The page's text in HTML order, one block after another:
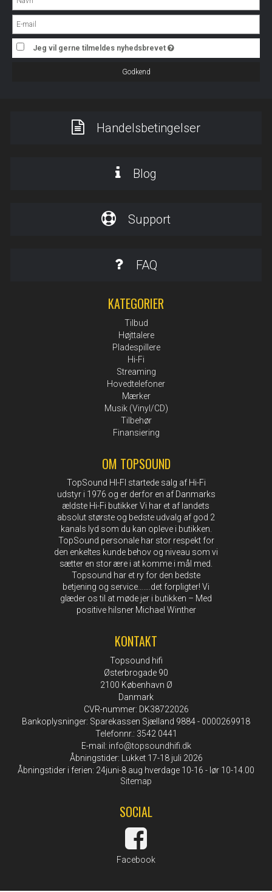
Jeg vil gerne tilmeldes nyhedsbrevet
Godkend
Handelsbetingelser
Blog
Support
FAQ
KATEGORIER
Tilbud
Højttalere
Pladespillere
Hi-Fi
Streaming
Hovedtelefoner
Mærker
Musik (Vinyl/CD)
Tilbehør
Finansiering
OM TOPSOUND
TopSound HI-FI startede salg af Hi-Fi
udstyr i 1976 og er derfor en af Danmarks
ældste Hi-Fi butikker Vi har et af landets
absolut største og bedste udvalg af god 2
kanals lyd som du kan opleve i butikken.
TopSound personale har stor respekt for
den enkeltes kunde behov og niveau som vi
sætter en stor ære i at komme i mål med.
Topsound har et ry for den bedste
betjening og service…….det forpligter! Vi
glæder os til at møde jer i butikken – Med
positive hilsner Michael Winther
KONTAKT
Topsound hifi
Østerbrogade 90
2100 København Ø
Danmark
CVR-nummer: DK38722026
Bankoplysninger: Sparekassen Sjælland 9884 - 0000269918
Telefonnr.: 3542 0441
E-mail : info@topsoundhifi.dk
Åbningstider: Lukket 17-18 juli 2026
Åbningstider i ferien: 24juni-8 aug hverdage 10-16 - lør 10-14.00
Sitemap
SOCIAL
Facebook